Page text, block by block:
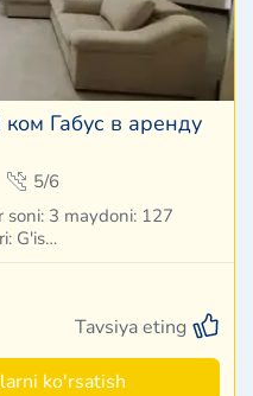
Габус в аренду
5/6
3 maydoni: 127
G'is…
Tavsiya eting
ko'rsatish